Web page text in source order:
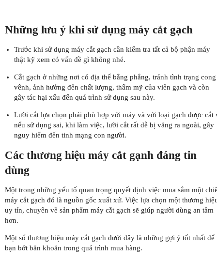
Những lưu ý khi sử dụng máy cắt gạch
Trước khi sử dụng máy cắt gạch cần kiểm tra tất cả bộ phận máy
thật kỹ xem có vấn đề gì không nhé.
Cắt gạch ở những nơi có địa thế bằng phẳng, tránh tình trạng cong
vênh, ảnh hưởng đến chất lượng, thẩm mỹ của viên gạch và còn
gây tác hại xấu đến quá trình sử dụng sau này.
Lưỡi cắt lựa chọn phải phù hợp với máy và với loại gạch được cắt
nếu sử dụng sai, khi làm việc, lưỡi cắt rất dễ bị văng ra ngoài, gây
nguy hiểm đến tinh mạng con người.
Các thương hiệu máy cắt gạnh đáng tin
dùng
Một trong những yếu tố quan trọng quyết định việc mua sắm một
máy cắt gạch đó là nguồn gốc xuất xứ. Việc lựa chọn một thương
uy tín, chuyên về sản phẩm máy cắt gạch sẽ giúp người dùng an tâm
hơn.
Một số thương hiệu máy cắt gạch dưới đây là những gợi ý tốt nhất để
bạn bớt băn khoăn trong quá trình mua hàng.